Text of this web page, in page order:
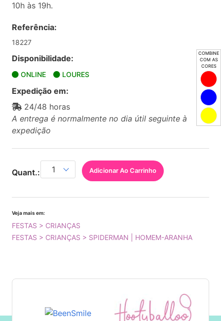
COMBINE
COM AS
CORES
10h às 19h.
Referência:
18227
Disponibilidade:
ONLINE LOURES
Expedição em:
24/48 horas
A entrega é normalmente no dia útil seguinte à
expedição
Quant.: Adicionar Ao Carrinho
Veja mais em:
FESTAS > CRIANÇAS
FESTAS > CRIANÇAS > SPIDERMAN | HOMEM-ARANHA